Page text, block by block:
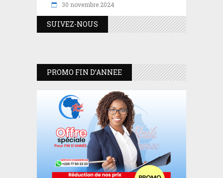
30 novembre 2024
SUIVEZ-NOUS
PROMO FIN D’ANNEE